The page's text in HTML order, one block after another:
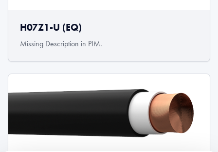
H07Z1-U (EQ)
Missing Description in PIM.